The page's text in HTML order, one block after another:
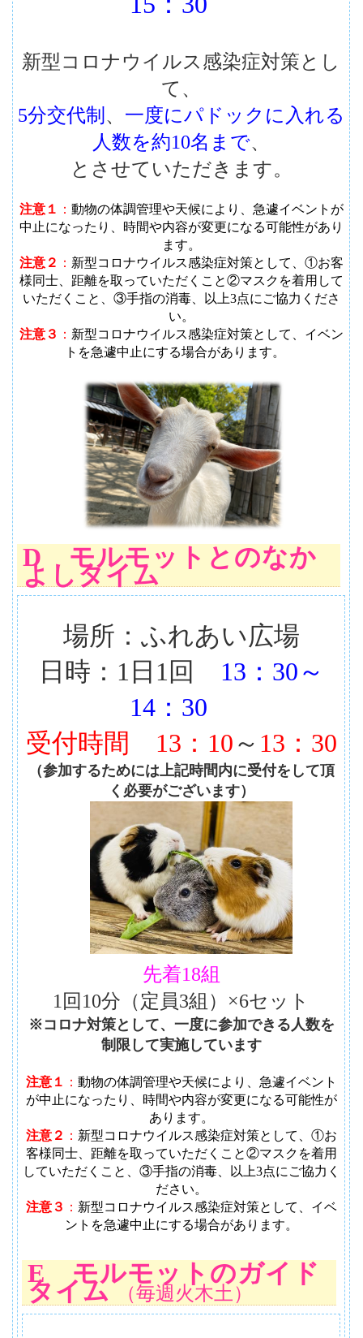
新型コロナウイルス感染症対策とし
て、
5分交代制 、 一度にパドックに入れる
人数を約10名まで、
とさせていただきます。
注意１ ： 動物の体調管理や天候により、急遽イベントが
中止になったり、時間や内容が変更になる可能性があり
ます。
注意２ ： 新型コロナウイルス感染症対策として、①お客
様同士、距離を取っていただくこと②マスクを着用して
いただくこと、③手指の消毒、以上3点にご協力くださ
い。
注意３ ： 新型コロナウイルス感染症対策として、イベン
トを急遽中止にする場合があります。
D モルモットとのなか
よしタイム
場所：ふれあい広場
日時：1日1回
13：30～
14：30
受付時間
13：10～ 13：30
（参加するためには上記時間内に受付をして頂
く必要がございます）
先着18組
1回10分（定員3組）×6セット
※コロナ対策として、一度に参加できる人数を
制限して実施しています
注意１ ： 動物の体調管理や天候により、急遽イベント
が中止になったり、時間や内容が変更になる可能性が
あります。
注意２ ： 新型コロナウイルス感染症対策として、①お
客様同士、距離を取っていただくこと②マスクを着用
していただくこと、③手指の消毒、以上3点にご協力く
ださい。
注意３ ： 新型コロナウイルス感染症対策として、イベ
ントを急遽中止にする場合があります。
E モルモットのガイド
タイム （毎週火木土）